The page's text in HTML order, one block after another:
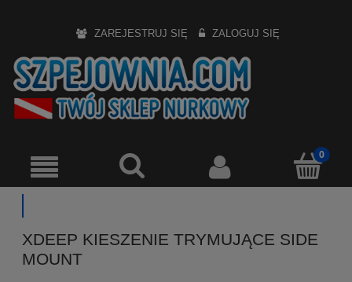
ZAREJESTRUJ SIĘ ZALOGUJ SIĘ
XDEEP KIESZENIE TRYMUJĄCE SIDE
MOUNT